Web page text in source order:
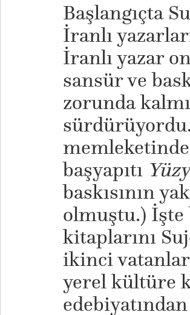
Başlangıçta
İranlı
İranlı yazar
sansür ve
zorunda
başyapıtı
baskısının
olmuştu.)
kitaplarını
ikinci
yerel kültüre